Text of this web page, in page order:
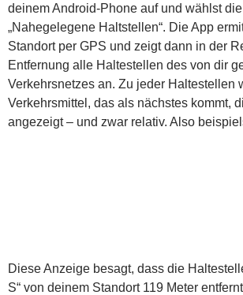
deinem Android-Phone auf und wählst
„Nahegelegene Haltstellen“. Die App
Standort per GPS und zeigt dann in der
Entfernung alle Haltestellen des von dir
Verkehrsnetzes an. Zu jeder Haltestellen
Verkehrsmittel, das als nächstes kommt,
angezeigt – und zwar relativ. Also
Diese Anzeige besagt, dass die
S“ von deinem Standort 119 Meter